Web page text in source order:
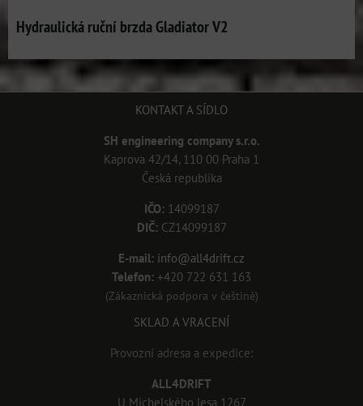
Hydraulická ruční brzda Gladiator V2
KONTAKT A SÍDLO
SH engineering company s.r.o.
Kaprova 42/14, 110 00 Praha 1
Česká republika
IČO:14099187
DIČ:CZ14099187
E-mail: info@all4drift.cz
Telefon: +420 722 631 163
(Zákaznická podpora v češtině)
SKLAD A VRACENÍ
Provozní adresa a expedice:
ALL4DRIFT
U Michelského lesa 1267